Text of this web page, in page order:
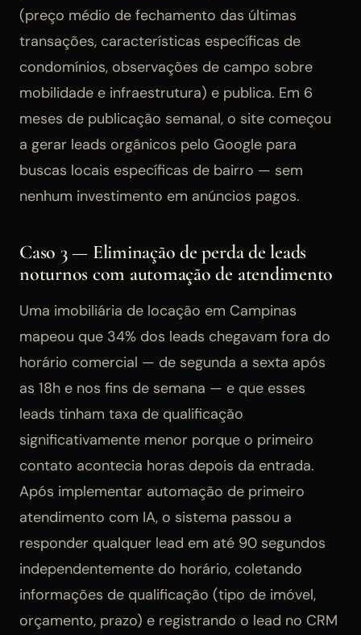
(preço médio de fechamento das últimas
transações, características específicas de
condomínios, observações de campo sobre
mobilidade e infraestrutura) e publica. Em 6
meses de publicação semanal, o site começou
a gerar leads orgânicos pelo Google para
buscas locais específicas de bairro — sem
nenhum investimento em anúncios pagos.
Caso 3 — Eliminação de perda de leads
noturnos com automação de atendimento
Uma imobiliária de locação em Campinas
mapeou que 34% dos leads chegavam fora do
horário comercial — de segunda a sexta após
as 18h e nos fins de semana — e que esses
leads tinham taxa de qualificação
significativamente menor porque o primeiro
contato acontecia horas depois da entrada.
Após implementar automação de primeiro
atendimento com IA, o sistema passou a
responder qualquer lead em até 90 segundos
independentemente do horário, coletando
informações de qualificação (tipo de imóvel,
orçamento, prazo) e registrando o lead no CRM